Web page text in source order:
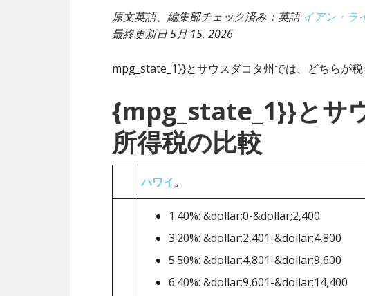
原文英語、編集部チェック済み：英語イアン・ラ
最終更新日5月 15, 2026
mpg_state_1}}とサウスダコタ州では、どちらが
{mpg_state_1}}とサ
所得税の比較
ハワイ。
1.40%: &dollar;0-&dollar;2,400
3.20%: &dollar;2,401-&dollar;4,800
5.50%: &dollar;4,801-&dollar;9,600
6.40%: &dollar;9,601-&dollar;14,400